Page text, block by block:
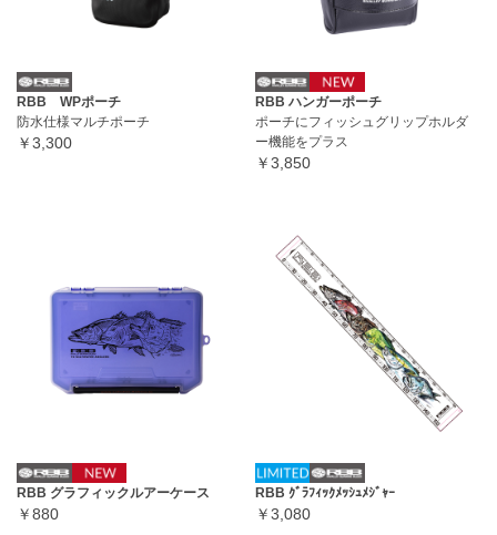
RBB WPポーチ
防水仕様マルチポーチ
￥3,300
RBB ハンガーポーチ
ポーチにフィッシュグリップホルダ
ー機能をプラス
￥3,850
RBB グラフィックルアーケース
￥880
RBB ｸﾞﾗﾌｨｯｸﾒｯｼｭﾒｼﾞｬｰ
￥3,080